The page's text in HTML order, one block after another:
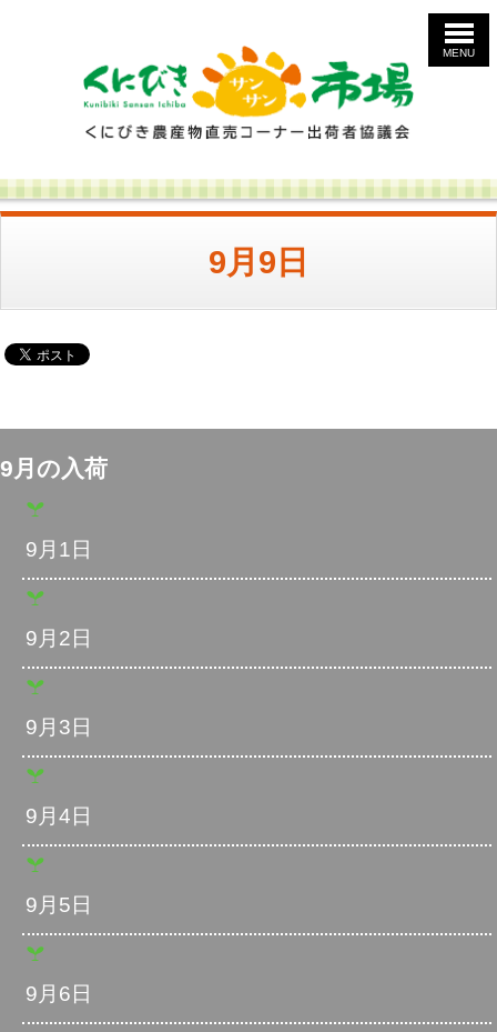
MENU
9月9日
9月の入荷
9月1日
9月2日
9月3日
9月4日
9月5日
9月6日